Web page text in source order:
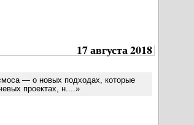
17 августа 2018
— о новых подходах, которые
проектах, н....»